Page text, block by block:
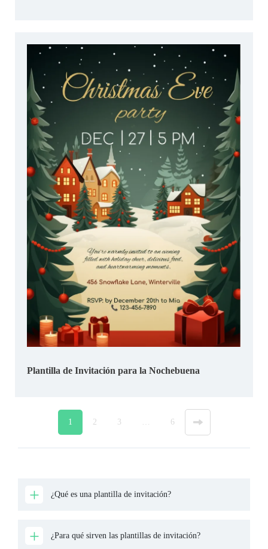
Plantilla de Invitación para la Nochebuena
1 2 3 … 6 »
¿Qué es una plantilla de invitación?
¿Para qué sirven las plantillas de invitación?